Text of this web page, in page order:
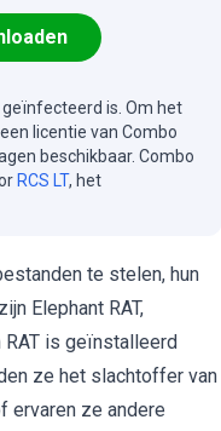
is. Om het
licentie van Combo
beschikbaar. Combo
RCS LT, het
te stelen, hun
Elephant RAT,
is geïnstalleerd
ze het slachtoffer van
ervaren ze andere